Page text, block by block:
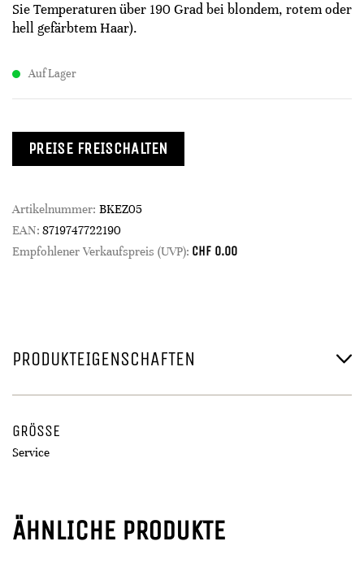
Sie Temperaturen über 190 Grad bei blondem, rotem oder
hell gefärbtem Haar).
Auf Lager
PREISE FREISCHALTEN
Artikelnummer: BKEZ05
EAN: 8719747722190
Empfohlener Verkaufspreis (UVP): CHF 0.00
PRODUKTEIGENSCHAFTEN
GRÖSSE
Service
ÄHNLICHE PRODUKTE